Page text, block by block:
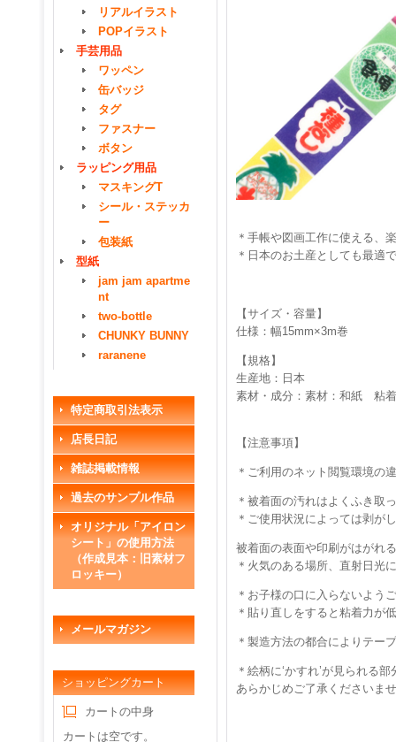
リアルイラスト
POPイラスト
手芸用品
ワッペン
缶バッジ
タグ
ファスナー
ボタン
ラッピング用品
マスキングT
シール・ステッカ
ー
包装紙
型紙
jam jam apartme
nt
two-bottle
CHUNKY BUNNY
raranene
特定商取引法表示
店長日記
雑誌掲載情報
過去のサンプル作品
オリジナル「アイロン
シート」の使用方法
（作成見本：旧素材フ
ロッキー）
メールマガジン
ショッピングカート
カートの中身
カートは空です。
＊手帳や図画工作に使える、
＊日本のお土産としても最適
【サイズ・容量】
仕様：幅15mm×3m巻
【規格】
生産地：日本
素材・成分：素材：和紙 粘
【注意事項】
＊ご利用のネット閲覧環境の
＊被着面の汚れはよくふき取
＊ご使用状況によっては剥が
被着面の表面や印刷がはがれ
＊火気のある場所、直射日光
＊お子様の口に入らないよう
＊貼り直しをすると粘着力が
＊製造方法の都合によりテー
＊絵柄に‘かすれ’が見られる
あらかじめご了承くださいま